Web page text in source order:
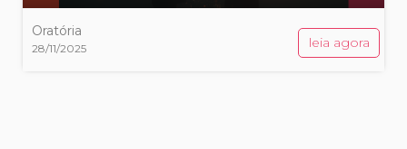
Oratória
28/11/2025 leia agora